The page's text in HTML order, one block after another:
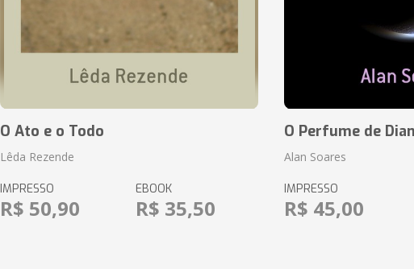
O Ato e o Todo
Lêda Rezende
IMPRESSO
R$ 50,90
EBOOK
R$ 35,50
O Perfume de
Alan Soares
IMPRESSO
R$ 45,00